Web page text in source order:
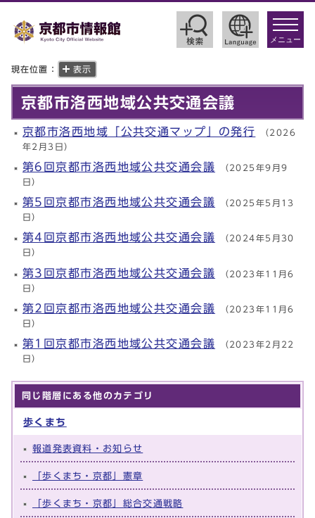
toggle
メニュー
現在位置： 表示
京都市洛西地域公共交通会議
京都市洛西地域「公共交通マップ」の発行 （2026
年2月3日）
第6回京都市洛西地域公共交通会議 （2025年9月9
日）
第5回京都市洛西地域公共交通会議 （2025年5月13
日）
第4回京都市洛西地域公共交通会議 （2024年5月30
日）
第3回京都市洛西地域公共交通会議 （2023年11月6
日）
第2回京都市洛西地域公共交通会議 （2023年11月6
日）
第1回京都市洛西地域公共交通会議 （2023年2月22
日）
同じ階層にある他のカテゴリ
歩くまち
報道発表資料・お知らせ
「歩くまち・京都」憲章
「歩くまち・京都」総合交通戦略